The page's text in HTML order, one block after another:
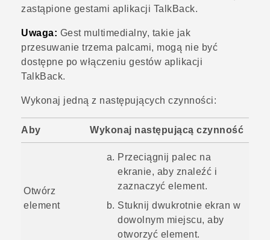
zastąpione gestami aplikacji TalkBack.
Uwaga: Gest multimedialny, takie jak
przesuwanie trzema palcami, mogą nie być
dostępne po włączeniu gestów aplikacji
TalkBack.
Wykonaj jedną z następujących czynności:
Aby Wykonaj następującą czynność
Otwórz
element
Przeciągnij palec na
ekranie, aby znaleźć i
zaznaczyć element.
Stuknij dwukrotnie ekran w
dowolnym miejscu, aby
otworzyć element.